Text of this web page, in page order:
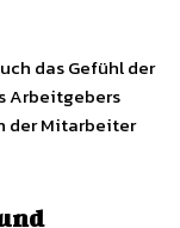
das Gefühl der
Arbeitgebers
der Mitarbeiter